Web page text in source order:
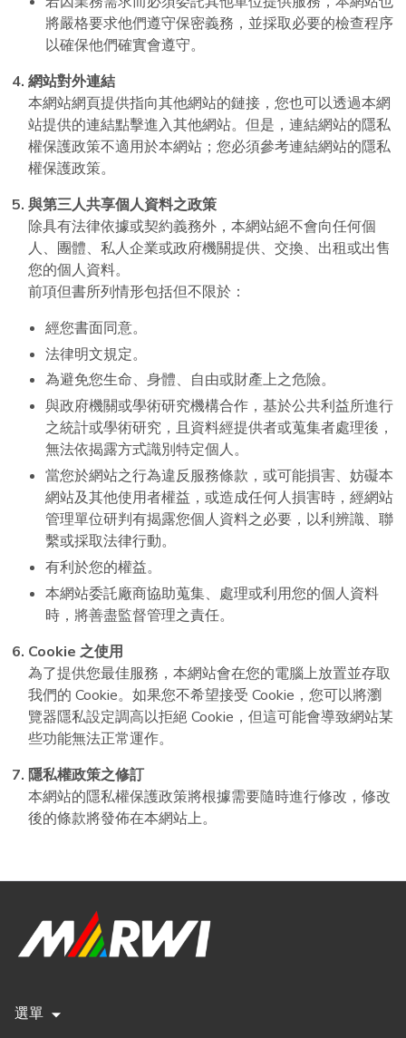
將嚴格要求他們遵守保密義務，並採取必要的檢查程序
以確保他們確實會遵守。
網站對外連結
本網站網頁提供指向其他網站的鏈接，您也可以透過本網
站提供的連結點擊進入其他網站。但是，連結網站的隱私
權保護政策不適用於本網站；您必須參考連結網站的隱私
權保護政策。
與第三人共享個人資料之政策
除具有法律依據或契約義務外，本網站絕不會向任何個
人、團體、私人企業或政府機關提供、交換、出租或出售
您的個人資料。
前項但書所列情形包括但不限於：
經您書面同意。
法律明文規定。
為避免您生命、身體、自由或財產上之危險。
與政府機關或學術研究機構合作，基於公共利益所進行
之統計或學術研究，且資料經提供者或蒐集者處理後，
無法依揭露方式識別特定個人。
當您於網站之行為違反服務條款，或可能損害、妨礙本
網站及其他使用者權益，或造成任何人損害時，經網站
管理單位研判有揭露您個人資料之必要，以利辨識、聯
繫或採取法律行動。
有利於您的權益。
本網站委託廠商協助蒐集、處理或利用您的個人資料
時，將善盡監督管理之責任。
Cookie 之使用
為了提供您最佳服務，本網站會在您的電腦上放置並存取
我們的 Cookie。如果您不希望接受 Cookie，您可以將瀏
覽器隱私設定調高以拒絕 Cookie，但這可能會導致網站某
些功能無法正常運作。
隱私權政策之修訂
本網站的隱私權保護政策將根據需要隨時進行修改，修改
後的條款將發佈在本網站上。
選單